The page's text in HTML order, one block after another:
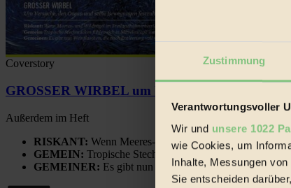
Zustimmung
Verantwortungsvoller
Wir und unsere 1022
wie Cookies, um
Inhalte, Messungen
Sie entscheiden
Coverstory
GROSSER WIRBEL um Versuche, den Ozean
Außerdem im Heft
RISKANT: Wenn Meeres- und Wildvögel im
GEMEIN: Tropische Stechmücken fühlen sich in
GEMEINER: Es gibt nun Weinflaschen, die nach